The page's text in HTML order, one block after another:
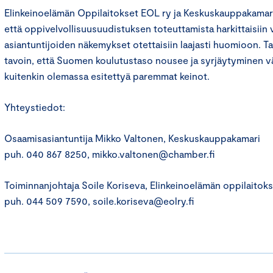
Elinkeinoelämän Oppilaitokset EOL ry ja
että oppivelvollisuusuudistuksen toteuttamista harkittaisiin
asiantuntijoiden näkemykset otettaisiin laajasti huomioon.
tavoin, että Suomen koulutustaso nousee ja syrjäytyminen
kuitenkin olemassa esitettyä paremmat keinot.
Yhteystiedot:
Osaamisasiantuntija Mikko Valtonen, Keskuskauppakamari
puh. 040 867 8250, mikko.valtonen@chamber.fi
Toiminnanjohtaja Soile Koriseva, Elinkeinoelämän
puh. 044 509 7590, soile.koriseva@eolry.fi